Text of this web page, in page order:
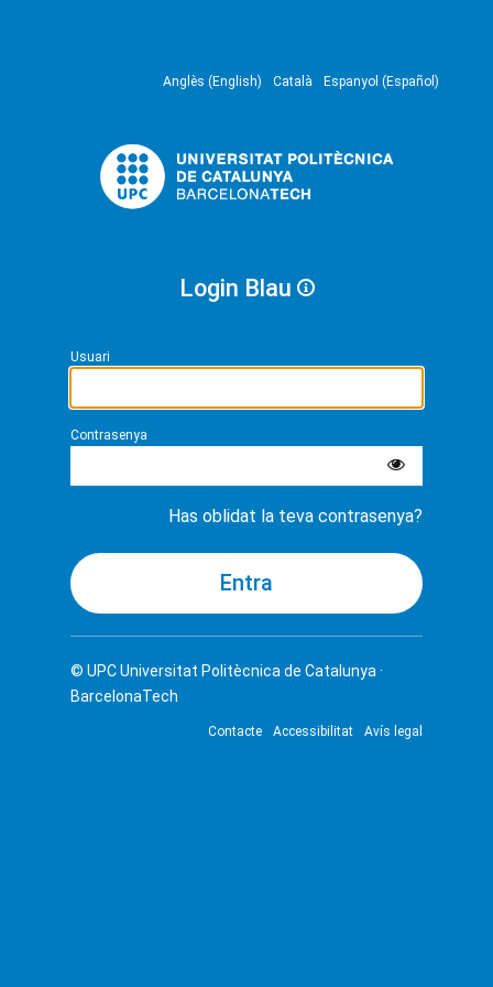
Anglès (English) Català Espanyol (Español)
Login Blau
Usuari
Contrasenya
Has oblidat la teva contrasenya?
© UPCUniversitat Politècnica de Catalunya ·
BarcelonaTech
Contacte Accessibilitat Avís legal